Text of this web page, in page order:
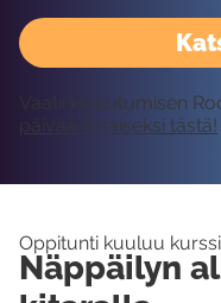
Vaatii kirjautumisen
päivää ilmaiseksi tästä!
Oppitunti kuuluu
Näppäilyn